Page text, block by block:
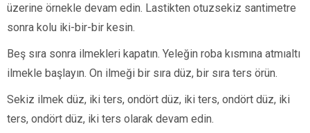
üzerine örnekle devam edin. Lastikten otuzsekiz santimetre
sonra kolu iki-bir-bir kesin.
Beş sıra sonra ilmekleri kapatın. Yeleğin roba kısmına atmıaltı
ilmekle başlayın. On ilmeği bir sıra düz, bir sıra ters örün.
Sekiz ilmek düz, iki ters, ondört düz, iki ters, ondört düz, iki
ters, ondört düz, iki ters olarak devam edin.